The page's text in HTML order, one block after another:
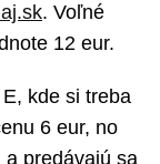
. Voľné
12 eur.
kde si treba
6 eur, no
a predávajú sa